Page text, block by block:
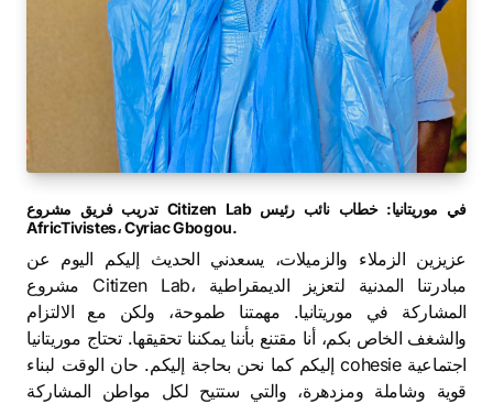
تدريب فريق مشروع Citizen Lab في موريتانيا: خطاب نائب رئيس
AfricTivistes، Cyriac Gbogou.
عزيزين الزملاء والزميلات، يسعدني الحديث إليكم اليوم عن
مشروع Citizen Lab، مبادرتنا المدنية لتعزيز الديمقراطية
المشاركة في موريتانيا. مهمتنا طموحة، ولكن مع الالتزام
والشغف الخاص بكم، أنا مقتنع بأننا يمكننا تحقيقها. تحتاج موريتانيا
إليكم كما نحن بحاجة إليكم. حان الوقت لبناء cohesie اجتماعية
قوية وشاملة ومزدهرة، والتي ستتيح لكل مواطن المشاركة